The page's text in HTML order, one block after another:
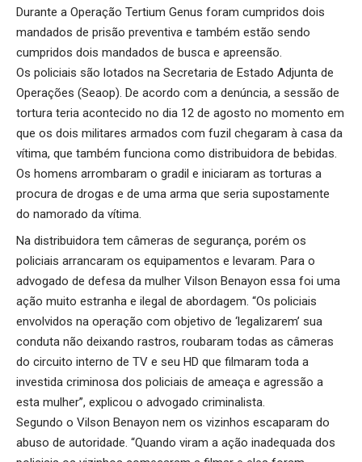
Durante a Operação Tertium Genus foram cumpridos dois
mandados de prisão preventiva e também estão sendo
cumpridos dois mandados de busca e apreensão.
Os policiais são lotados na Secretaria de Estado Adjunta de
Operações (Seaop). De acordo com a denúncia, a sessão de
tortura teria acontecido no dia 12 de agosto no momento em
que os dois militares armados com fuzil chegaram à casa da
vítima, que também funciona como distribuidora de bebidas.
Os homens arrombaram o gradil e iniciaram as torturas a
procura de drogas e de uma arma que seria supostamente
do namorado da vítima.
Na distribuidora tem câmeras de segurança, porém os
policiais arrancaram os equipamentos e levaram. Para o
advogado de defesa da mulher Vilson Benayon essa foi uma
ação muito estranha e ilegal de abordagem. “Os policiais
envolvidos na operação com objetivo de ‘legalizarem’ sua
conduta não deixando rastros, roubaram todas as câmeras
do circuito interno de TV e seu HD que filmaram toda a
investida criminosa dos policiais de ameaça e agressão a
esta mulher”, explicou o advogado criminalista.
Segundo o Vilson Benayon nem os vizinhos escaparam do
abuso de autoridade. “Quando viram a ação inadequada dos